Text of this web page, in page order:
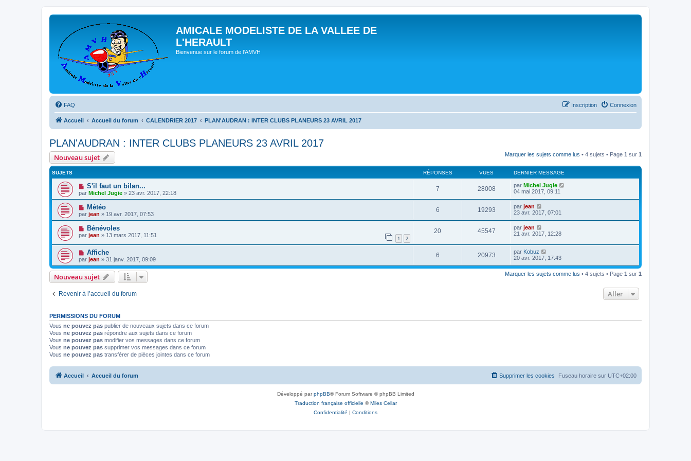
AMICALE MODELISTE DE LA VALLEE DE
L'HERAULT
Bienvenue sur le forum de l'AMVH
FAQ Connexion
Inscription
Accueil Accueil du forum CALENDRIER 2017 PLAN'AUDRAN : INTER CLUBS PLANEURS 23 AVRIL 2017
PLAN'AUDRAN : INTER CLUBS PLANEURS 23 AVRIL 2017
Nouveau sujet Marquer les sujets comme lus • 4 sujets • Page 1 sur 1
SUJETS RÉPONSES VUES DERNIER MESSAGE
S'il faut un bilan...
par Michel Jugie » 23 avr. 2017, 22:18
7 28008 par Michel Jugie
04 mai 2017, 09:11
Météo
par jean » 19 avr. 2017, 07:53
6 19293 par jean
23 avr. 2017, 07:01
Bénévoles
par jean » 13 mars 2017, 11:51 1 2
20 45547 par jean
21 avr. 2017, 12:28
Affiche
par jean » 31 janv. 2017, 09:09
6 20973 par Kobuz
20 avr. 2017, 17:43
Nouveau sujet Marquer les sujets comme lus • 4 sujets • Page 1 sur 1
Revenir à l’accueil du forum Aller
PERMISSIONS DU FORUM
Vous ne pouvez pas publier de nouveaux sujets dans ce forum
Vous ne pouvez pas répondre aux sujets dans ce forum
Vous ne pouvez pas modifier vos messages dans ce forum
Vous ne pouvez pas supprimer vos messages dans ce forum
Vous ne pouvez pas transférer de pièces jointes dans ce forum
Accueil Accueil du forum Fuseau horaire sur UTC+02:00
Supprimer les cookies
Développé parphpBB® Forum Software © phpBB Limited
Traduction française officielle ©Miles Cellar
Confidentialité | Conditions